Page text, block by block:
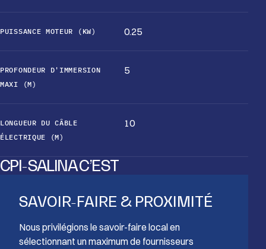
PUISSANCE MOTEUR (KW) 0.25
PROFONDEUR D'IMMERSION
MAXI (M)
5
LONGUEUR DU CÂBLE
ÉLECTRIQUE (M)
10
CPI-SALINA C’EST
SAVOIR-FAIRE & PROXIMITÉ
Nous privilégions le savoir-faire local en
sélectionnant un maximum de fournisseurs